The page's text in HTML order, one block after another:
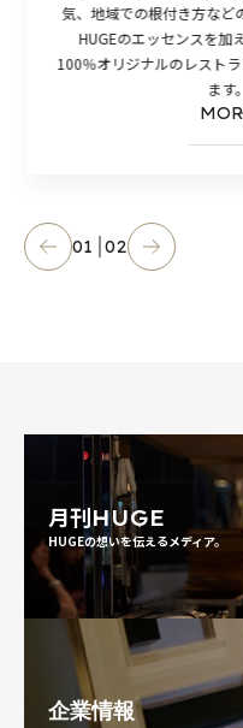
気、地域での根付き方など
HUGEのエッセンスを加
100％オリジナルのレスト
ます。
01 02
月刊HUGE
HUGEの想いを伝えるメディア。
企業情報